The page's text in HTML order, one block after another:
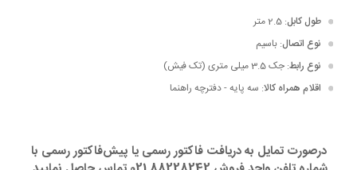
طول کابل: 2.5 متر
نوع اتصال: باسیم
نوع رابط: جک 3.5 میلی متری (تک فیش)
اقلام همراه کالا: سه پایه - دفترچه راهنما
درصورت تمایل به دریافت فاکتور رسمی یا پیش‌فاکتور رسمی با